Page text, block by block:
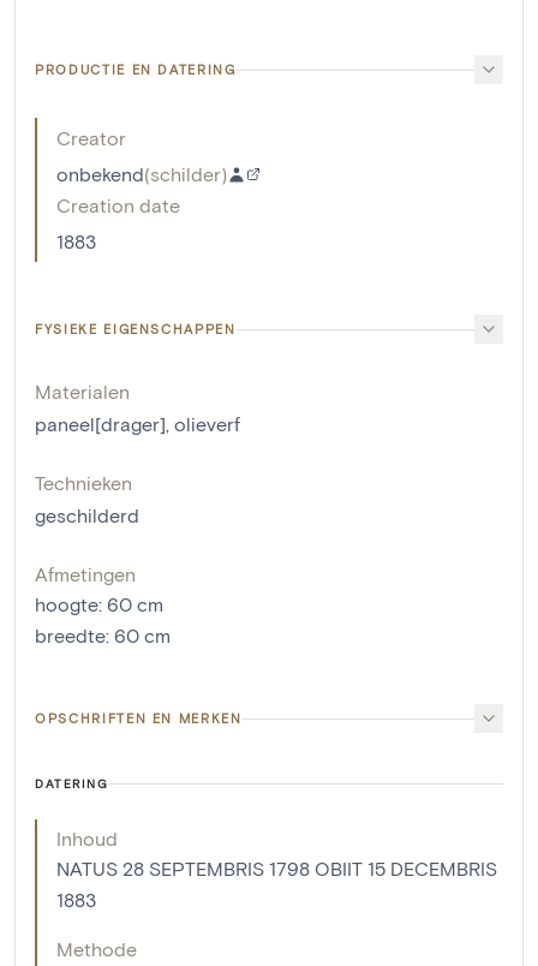
PRODUCTIE EN DATERING
Creator
onbekend(schilder)
Creation date
1883
FYSIEKE EIGENSCHAPPEN
Materialen
paneel[drager], olieverf
Technieken
geschilderd
Afmetingen
hoogte: 60 cm
breedte: 60 cm
OPSCHRIFTEN EN MERKEN
DATERING
Inhoud
NATUS 28 SEPTEMBRIS 1798 OBIIT 15 DECEMBRIS
1883
Methode